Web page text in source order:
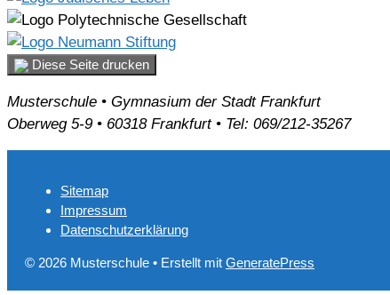
Diese Seite drucken
Musterschule • Gymnasium der Stadt Frankfurt
Oberweg 5-9 • 60318 Frankfurt • Tel: 069/212-35267
Sitemap
Impressum
Datenschutzerklärung
© 2026 Musterschule • Erstellt mit GeneratePress